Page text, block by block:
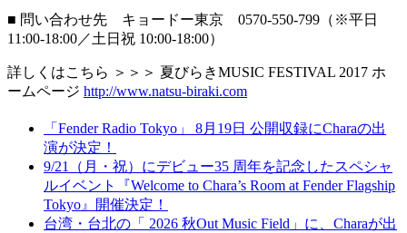
■ 問い合わせ先 キョードー東京 0570-550-799（※平日
11:00-18:00／土日祝 10:00-18:00）
詳しくはこちら ＞＞＞ 夏びらきMUSIC FESTIVAL 2017 ホ
ームページ http://www.natsu-biraki.com
「Fender Radio Tokyo」 8月19日 公開収録にCharaの出
演が決定！
9/21（月・祝）にデビュー35 周年を記念したスペシャ
ルイベント『Welcome to Chara’s Room at Fender Flagship
Tokyo』開催決定！
台湾・台北の「 2026 秋Out Music Field」に、Charaが出